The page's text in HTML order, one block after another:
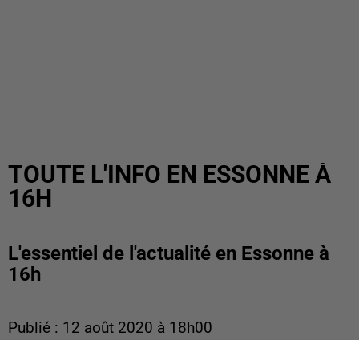
TOUTE L'INFO EN ESSONNE À
16H
L'essentiel de l'actualité en Essonne à
16h
Publié : 12 août 2020 à 18h00